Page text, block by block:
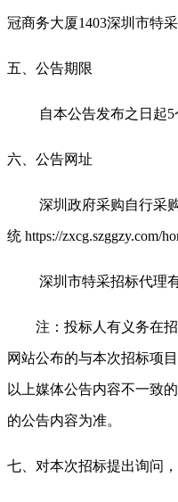
冠商务大厦1403深圳市特
五、公告期限
自本公告发布之日起5
六、公告网址
深圳政府采购自行采
统 https://zxcg.szggzy.com/
深圳市特采招标代理
注：投标人有义务在
网站公布的与本次招标项
以上媒体公告内容不一致
的公告内容为准。
七、对本次招标提出询问